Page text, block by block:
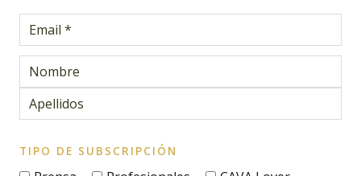
TIPO DE SUBSCRIPCIÓN